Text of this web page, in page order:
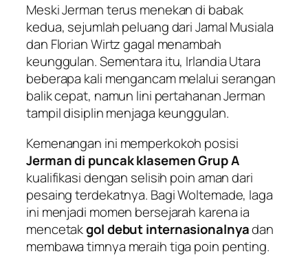
Meski Jerman terus menekan di babak
kedua, sejumlah peluang dari Jamal Musiala
dan Florian Wirtz gagal menambah
keunggulan. Sementara itu, Irlandia Utara
beberapa kali mengancam melalui serangan
balik cepat, namun lini pertahanan Jerman
tampil disiplin menjaga keunggulan.
Kemenangan ini memperkokoh posisi
Jerman di puncak klasemen Grup A
kualifikasi dengan selisih poin aman dari
pesaing terdekatnya. Bagi Woltemade, laga
ini menjadi momen bersejarah karena ia
mencetakgol debut internasionalnyadan
membawa timnya meraih tiga poin penting.